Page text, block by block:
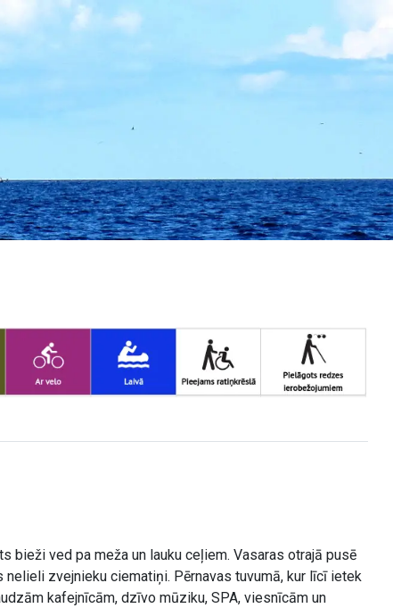
bieži ved pa meža un lauku ceļiem. Vasaras otrajā pusē
zvejnieku ciematiņi. Pērnavas tuvumā, kur līcī ietek
kafejnīcām, dzīvo mūziku, SPA, viesnīcām un